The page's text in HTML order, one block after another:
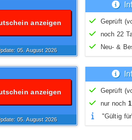
anzeigen
05.August2026
Geprüft
noch 22
Neu- &
anzeigen
05.August2026
Geprüft
nur noch
"Gültig